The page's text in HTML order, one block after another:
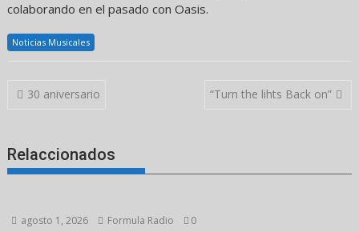
colaborando en el pasado con Oasis.
Noticias Musicales
Navegación
30 aniversario “Turn the lihts Back on”
Relaccionados
agosto 1, 2026 Formula Radio 0